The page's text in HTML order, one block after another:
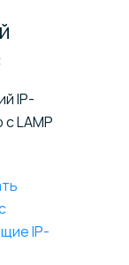
IP-
LAMP
IP-